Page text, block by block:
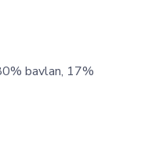
bavlan, 17%